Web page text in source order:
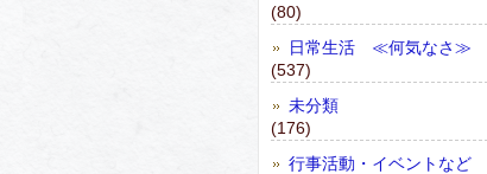
(80)
日常生活 ≪何気なさ≫
(537)
未分類
(176)
行事活動・イベントなど